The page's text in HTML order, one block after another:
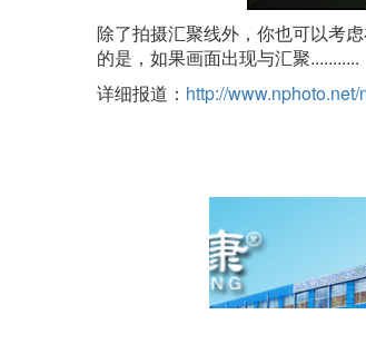
除了​​拍摄汇聚线外，你也可以考
的是，如果画面出现与汇聚...........
详细报道： http://